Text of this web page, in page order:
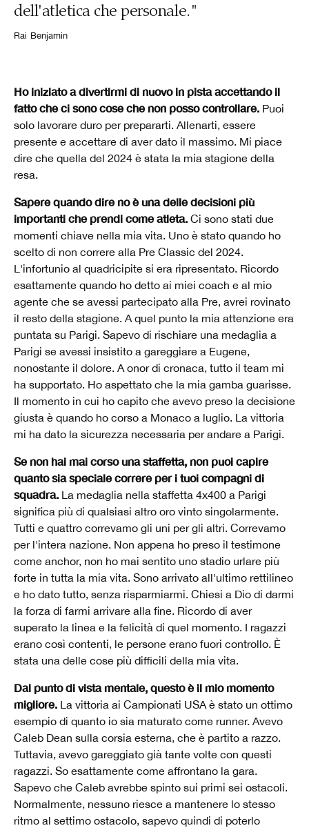
dell'atletica che personale."
Rai Benjamin
Ho iniziato a divertirmi di nuovo in pista accettando il
fatto che ci sono cose che non posso controllare. Puoi
solo lavorare duro per prepararti. Allenarti, essere
presente e accettare di aver dato il massimo. Mi piace
dire che quella del 2024 è stata la mia stagione della
resa.
Sapere quando dire no è una delle decisioni più
importanti che prendi come atleta. Ci sono stati due
momenti chiave nella mia vita. Uno è stato quando ho
scelto di non correre alla Pre Classic del 2024.
L'infortunio al quadricipite si era ripresentato. Ricordo
esattamente quando ho detto ai miei coach e al mio
agente che se avessi partecipato alla Pre, avrei rovinato
il resto della stagione. A quel punto la mia attenzione era
puntata su Parigi. Sapevo di rischiare una medaglia a
Parigi se avessi insistito a gareggiare a Eugene,
nonostante il dolore. A onor di cronaca, tutto il team mi
ha supportato. Ho aspettato che la mia gamba guarisse.
Il momento in cui ho capito che avevo preso la decisione
giusta è quando ho corso a Monaco a luglio. La vittoria
mi ha dato la sicurezza necessaria per andare a Parigi.
Se non hai mai corso una staffetta, non puoi capire
quanto sia speciale correre per i tuoi compagni di
squadra. La medaglia nella staffetta 4x400 a Parigi
significa più di qualsiasi altro oro vinto singolarmente.
Tutti e quattro correvamo gli uni per gli altri. Correvamo
per l'intera nazione. Non appena ho preso il testimone
come anchor, non ho mai sentito uno stadio urlare più
forte in tutta la mia vita. Sono arrivato all'ultimo rettilineo
e ho dato tutto, senza risparmiarmi. Chiesi a Dio di darmi
la forza di farmi arrivare alla fine. Ricordo di aver
superato la linea e la felicità di quel momento. I ragazzi
erano così contenti, le persone erano fuori controllo. È
stata una delle cose più difficili della mia vita.
Dal punto di vista mentale, questo è il mio momento
migliore. La vittoria ai Campionati USA è stato un ottimo
esempio di quanto io sia maturato come runner. Avevo
Caleb Dean sulla corsia esterna, che è partito a razzo.
Tuttavia, avevo gareggiato già tante volte con questi
ragazzi. So esattamente come affrontano la gara.
Sapevo che Caleb avrebbe spinto sui primi sei ostacoli.
Normalmente, nessuno riesce a mantenere lo stesso
ritmo al settimo ostacolo, sapevo quindi di poterlo